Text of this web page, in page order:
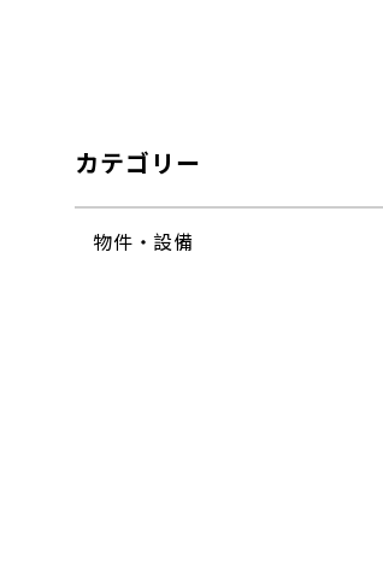
カテゴリー
物件・設備